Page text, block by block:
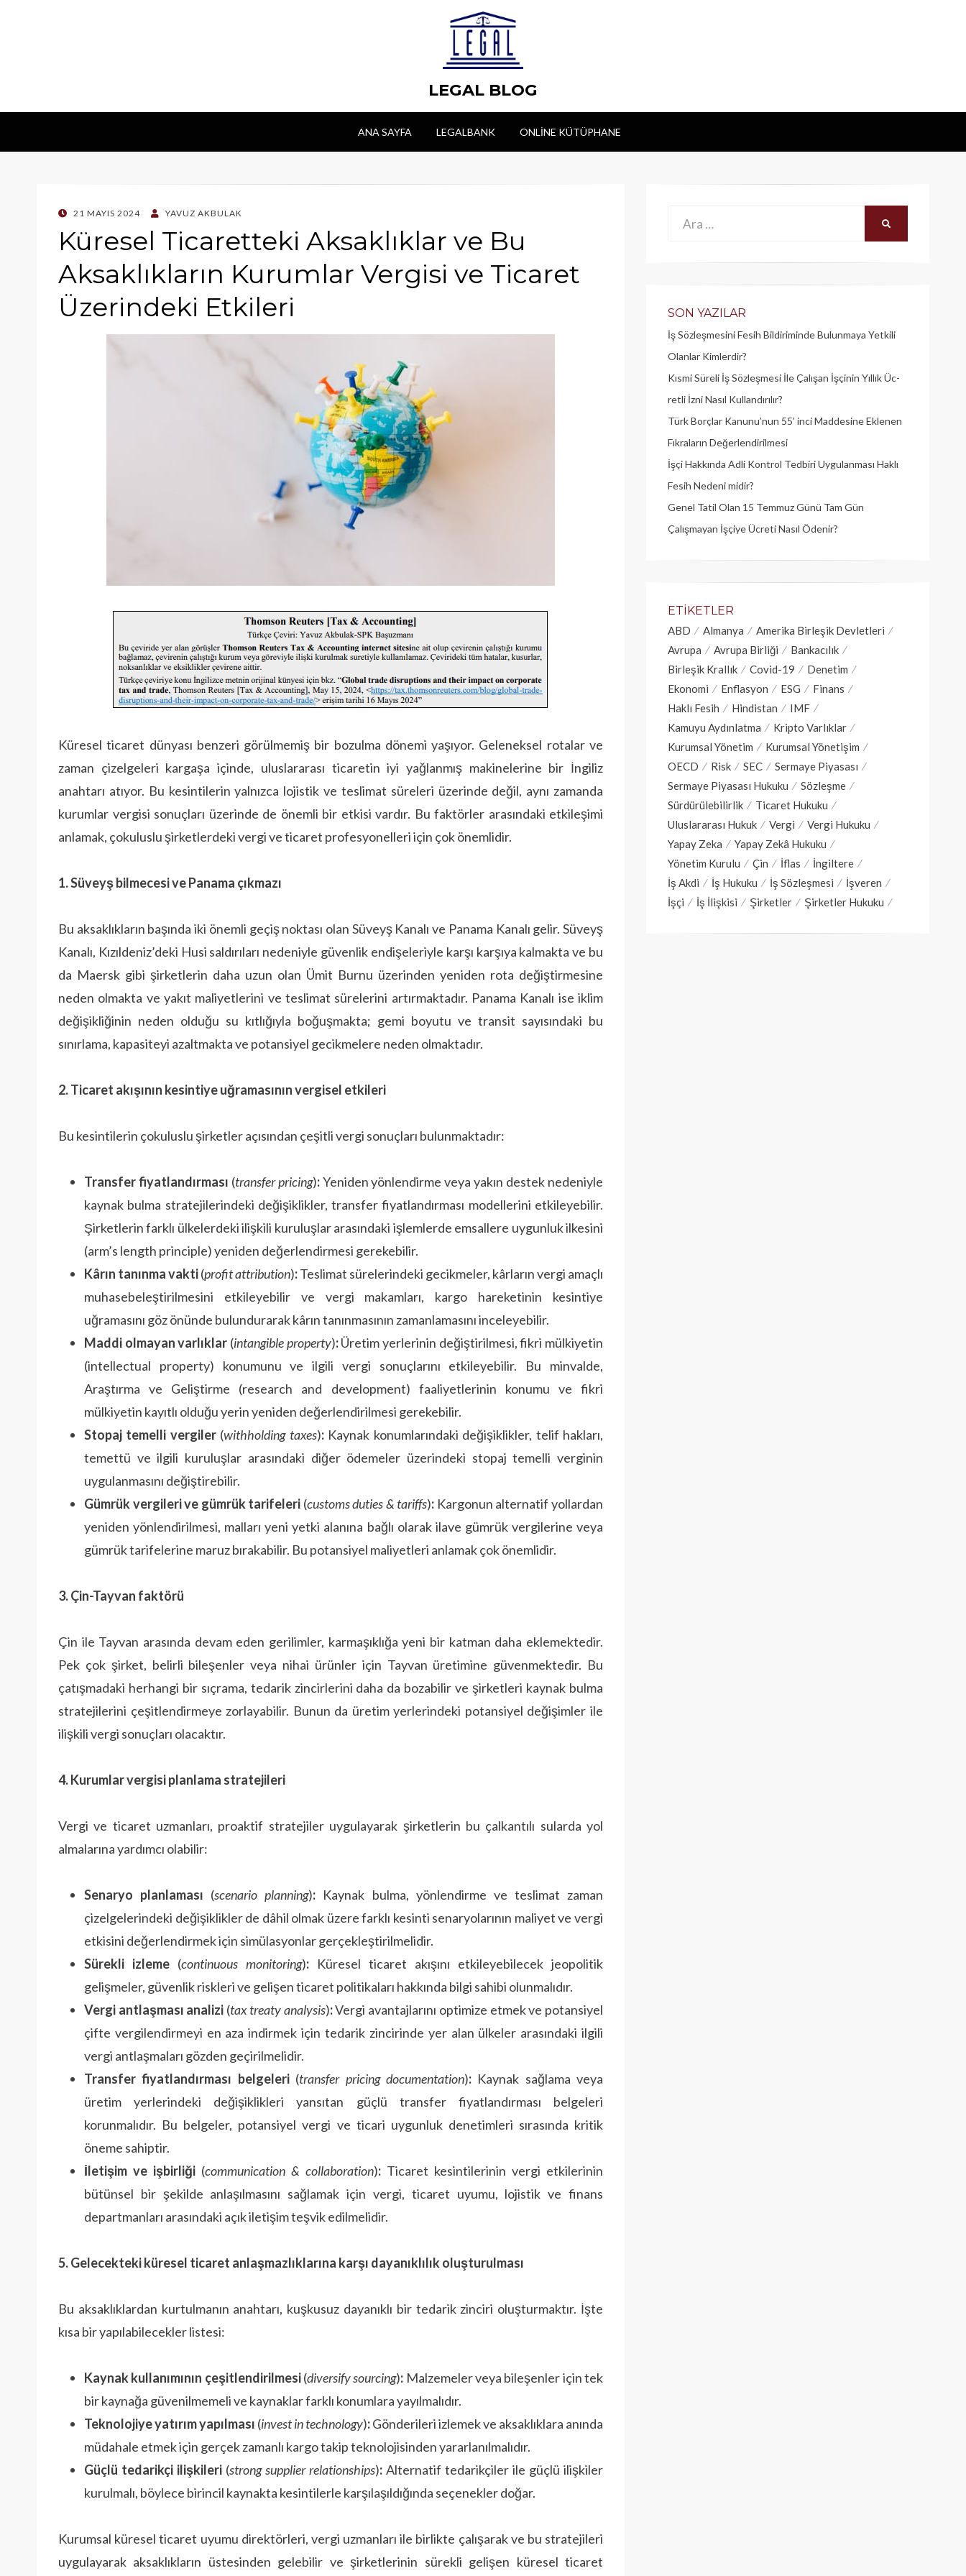
LEGAL BLOG
ANA SAYFA LEGALBANK ONLINE KÜTÜPHANE
POSTED
21 MAYIS 2024 YAVUZ AKBULAK
Küresel Ticaretteki Aksaklıklar ve Bu
Aksaklıkların Kurumlar Vergisi ve Ticaret
Üzerindeki Etkileri
Küresel ticaret dünyası benzeri görülmemiş bir bozulma dönemi yaşıyor. Geleneksel rotalar ve
zaman çizelgeleri kargaşa içinde, uluslararası ticaretin iyi yağlanmış makinelerine bir İngiliz
anahtarı atıyor. Bu kesintilerin yalnızca lojistik ve teslimat süreleri üzerinde değil, aynı zamanda
kurumlar vergisi sonuçları üzerinde de önemli bir etkisi vardır. Bu faktörler arasındaki etkileşimi
anlamak, çokuluslu şirketlerdeki vergi ve ticaret profesyonelleri için çok önemlidir.
1. Süveyş bilmecesi ve Panama çıkmazı
Bu aksaklıkların başında iki önemli geçiş noktası olan Süveyş Kanalı ve Panama Kanalı gelir. Süveyş
Kanalı, Kızıldeniz’deki Husi saldırıları nedeniyle güvenlik endişeleriyle karşı karşıya kalmakta ve bu
da Maersk gibi şirketlerin daha uzun olan Ümit Burnu üzerinden yeniden rota değiştirmesine
neden olmakta ve yakıt maliyetlerini ve teslimat sürelerini artırmaktadır. Panama Kanalı ise iklim
değişikliğinin neden olduğu su kıtlığıyla boğuşmakta; gemi boyutu ve transit sayısındaki bu
sınırlama, kapasiteyi azaltmakta ve potansiyel gecikmelere neden olmaktadır.
2. Ticaret akışının kesintiye uğramasının vergisel etkileri
Bu kesintilerin çokuluslu şirketler açısından çeşitli vergi sonuçları bulunmaktadır:
Transfer fiyatlandırması (transfer pricing):Yeniden yönlendirme veya yakın destek nedeniyle
kaynak bulma stratejilerindeki değişiklikler, transfer fiyatlandırması modellerini etkileyebilir.
Şirketlerin farklı ülkelerdeki ilişkili kuruluşlar arasındaki işlemlerde emsallere uygunluk ilkesini
(arm’s length principle) yeniden değerlendirmesi gerekebilir.
Kârın tanınma vakti(profit attribution):Teslimat sürelerindeki gecikmeler, kârların vergi amaçlı
muhasebeleştirilmesini etkileyebilir ve vergi makamları, kargo hareketinin kesintiye
uğramasını göz önünde bulundurarak kârın tanınmasının zamanlamasını inceleyebilir.
Maddi olmayan varlıklar (intangible property):Üretim yerlerinin değiştirilmesi, fikri mülkiyetin
(intellectual property) konumunu ve ilgili vergi sonuçlarını etkileyebilir. Bu minvalde,
Araştırma ve Geliştirme (research and development) faaliyetlerinin konumu ve fikri
mülkiyetin kayıtlı olduğu yerin yeniden değerlendirilmesi gerekebilir.
Stopaj temelli vergiler (withholding taxes):Kaynak konumlarındaki değişiklikler, telif hakları,
temettü ve ilgili kuruluşlar arasındaki diğer ödemeler üzerindeki stopaj temelli verginin
uygulanmasını değiştirebilir.
Gümrük vergileri ve gümrük tarifeleri (customs duties & tariffs): Kargonun alternatif yollardan
yeniden yönlendirilmesi, malları yeni yetki alanına bağlı olarak ilave gümrük vergilerine veya
gümrük tarifelerine maruz bırakabilir. Bu potansiyel maliyetleri anlamak çok önemlidir.
3. Çin-Tayvan faktörü
Çin ile Tayvan arasında devam eden gerilimler, karmaşıklığa yeni bir katman daha eklemektedir.
Pek çok şirket, belirli bileşenler veya nihai ürünler için Tayvan üretimine güvenmektedir. Bu
çatışmadaki herhangi bir sıçrama, tedarik zincirlerini daha da bozabilir ve şirketleri kaynak bulma
stratejilerini çeşitlendirmeye zorlayabilir. Bunun da üretim yerlerindeki potansiyel değişimler ile
ilişkili vergi sonuçları olacaktır.
4. Kurumlar vergisi planlama stratejileri
Vergi ve ticaret uzmanları, proaktif stratejiler uygulayarak şirketlerin bu çalkantılı sularda yol
almalarına yardımcı olabilir:
Senaryo planlaması (scenario planning): Kaynak bulma, yönlendirme ve teslimat zaman
çizelgelerindeki değişiklikler de dâhil olmak üzere farklı kesinti senaryolarının maliyet ve vergi
etkisini değerlendirmek için simülasyonlar gerçekleştirilmelidir.
Sürekli izleme (continuous monitoring): Küresel ticaret akışını etkileyebilecek jeopolitik
gelişmeler, güvenlik riskleri ve gelişen ticaret politikaları hakkında bilgi sahibi olunmalıdır.
Vergi antlaşması analizi (tax treaty analysis):Vergi avantajlarını optimize etmek ve potansiyel
çifte vergilendirmeyi en aza indirmek için tedarik zincirinde yer alan ülkeler arasındaki ilgili
vergi antlaşmaları gözden geçirilmelidir.
Transfer fiyatlandırması belgeleri (transfer pricing documentation):Kaynak sağlama veya
üretim yerlerindeki değişiklikleri yansıtan güçlü transfer fiyatlandırması belgeleri
korunmalıdır. Bu belgeler, potansiyel vergi ve ticari uygunluk denetimleri sırasında kritik
öneme sahiptir.
İletişim ve işbirliği (communication & collaboration): Ticaret kesintilerinin vergi etkilerinin
bütünsel bir şekilde anlaşılmasını sağlamak için vergi, ticaret uyumu, lojistik ve finans
departmanları arasındaki açık iletişim teşvik edilmelidir.
5. Gelecekteki küresel ticaret anlaşmazlıklarına karşı dayanıklılık oluşturulması
Bu aksaklıklardan kurtulmanın anahtarı, kuşkusuz dayanıklı bir tedarik zinciri oluşturmaktır. İşte
kısa bir yapılabilecekler listesi:
Kaynak kullanımının çeşitlendirilmesi(diversify sourcing): Malzemeler veya bileşenler için tek
bir kaynağa güvenilmemeli ve kaynaklar farklı konumlara yayılmalıdır.
Teknolojiye yatırım yapılması (invest in technology):Gönderileri izlemek ve aksaklıklara anında
müdahale etmek için gerçek zamanlı kargo takip teknolojisinden yararlanılmalıdır.
Güçlü tedarikçi ilişkileri (strong supplier relationships): Alternatif tedarikçiler ile güçlü ilişkiler
kurulmalı, böylece birincil kaynakta kesintilerle karşılaşıldığında seçenekler doğar.
Kurumsal küresel ticaret uyumu direktörleri, vergi uzmanları ile birlikte çalışarak ve bu stratejileri
uygulayarak aksaklıkların üstesinden gelebilir ve şirketlerinin sürekli gelişen küresel ticaret
Ara:
SON YAZILAR
İş Sözleşmesini Fesih Bildiriminde Bulunmaya Yetkili
Olanlar Kimlerdir?
Kısmi Süreli İş Sözleşmesi İle Çalışan İşçinin Yıllık Üc­
retli İzni Nasıl Kullandırılır?
Türk Borçlar Kanunu’nun 55’ inci Maddesine Eklenen
Fıkraların Değerlendirilmesi
İşçi Hakkında Adli Kontrol Tedbiri Uygulanması Haklı
Fesih Nedeni midir?
Genel Tatil Olan 15 Temmuz Günü Tam Gün
Çalışmayan İşçiye Ücreti Nasıl Ödenir?
ETIKETLER
ABD Almanya
Amerika Birleşik Devletleri
Avrupa
Avrupa Birliği
Bankacılık
Birleşik Krallık
Covid-19
Denetim
Ekonomi
Enflasyon ESG
Finans
Haklı Fesih
Hindistan
IMF
Kamuyu Aydınlatma
Kripto Varlıklar
Kurumsal Yönetim
Kurumsal Yönetişim
OECD
Risk SEC
Sermaye Piyasası
Sermaye Piyasası Hukuku
Sözleşme
Sürdürülebilirlik
Ticaret Hukuku
Uluslararası Hukuk
Vergi
Vergi Hukuku
Yapay Zeka
Yapay Zekâ Hukuku
Yönetim Kurulu
Çin İflas
İngiltere
İş Akdi
İş Hukuku İş Sözleşmesi
İşveren
İşçi
İş İlişkisi Şirketler Şirketler Hukuku